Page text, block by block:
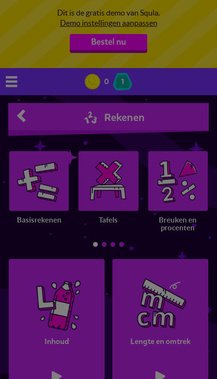
Dit is de gratis demo van Squla.
Demo instellingen aanpassen
Bestel nu
0 1
Rekenen
Basisrekenen Tafels
Breuken en
procenten
Inhoud Lengte en omtrek